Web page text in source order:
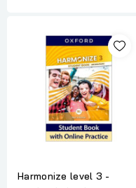
Harmonize level 3 -